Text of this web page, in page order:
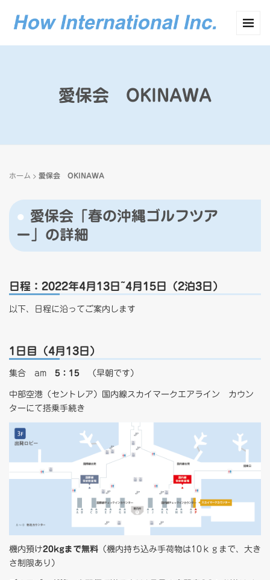
愛保会 OKINAWA
ホーム > 愛保会 OKINAWA
愛保会「春の沖縄ゴルフツア
ー」の詳細
日程：2022年4月13日~4月15日（2泊3日）
以下、日程に沿ってご案内します
1日目（4月13日）
集合 am 5：15 （早朝です）
中部空港（セントレア）国内線スカイマークエアライン カウン
ターにて搭乗手続き
機内預け20kgまで無料 （機内持ち込み手荷物は10ｋｇまで、大き
さ制限あり）